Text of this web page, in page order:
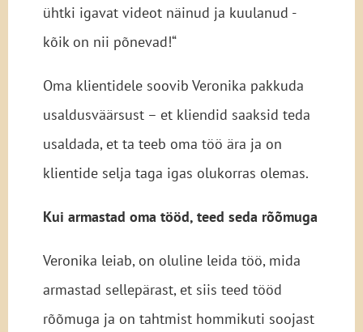
ühtki igavat videot näinud ja kuulanud -
kõik on nii põnevad!“
Oma klientidele soovib Veronika pakkuda
usaldusväärsust – et kliendid saaksid teda
usaldada, et ta teeb oma töö ära ja on
klientide selja taga igas olukorras olemas.
Kui armastad oma tööd, teed seda rõõmuga
Veronika leiab, on oluline leida töö, mida
armastad sellepärast, et siis teed tööd
rõõmuga ja on tahtmist hommikuti soojast